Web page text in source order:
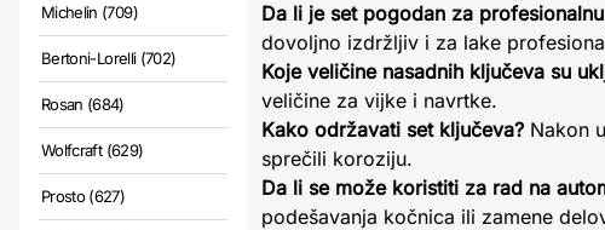
Michelin (709)
Bertoni-Lorelli (702)
Rosan (684)
Wolfcraft (629)
Prosto (627)
Da li je set pogodan za
dovoljno izdržljiv i za lake
Koje veličine nasadnih ključeva su
veličine za vijke i navrtke.
Kako održavati set ključeva? Nakon
sprečili koroziju.
Da li se može koristiti za rad na
podešavanja kočnica ili zamene